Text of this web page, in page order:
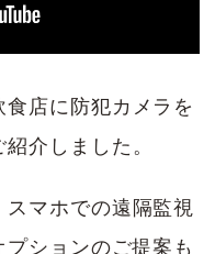
店に防犯カメラを
介しました。
マホでの遠隔監視
ションのご提案も